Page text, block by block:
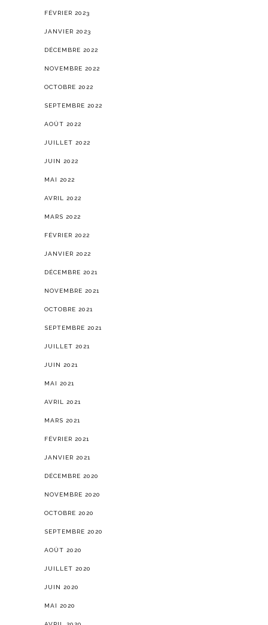
FÉVRIER 2023
JANVIER 2023
DÉCEMBRE 2022
NOVEMBRE 2022
OCTOBRE 2022
SEPTEMBRE 2022
AOÛT 2022
JUILLET 2022
JUIN 2022
MAI 2022
AVRIL 2022
MARS 2022
FÉVRIER 2022
JANVIER 2022
DÉCEMBRE 2021
NOVEMBRE 2021
OCTOBRE 2021
SEPTEMBRE 2021
JUILLET 2021
JUIN 2021
MAI 2021
AVRIL 2021
MARS 2021
FÉVRIER 2021
JANVIER 2021
DÉCEMBRE 2020
NOVEMBRE 2020
OCTOBRE 2020
SEPTEMBRE 2020
AOÛT 2020
JUILLET 2020
JUIN 2020
MAI 2020